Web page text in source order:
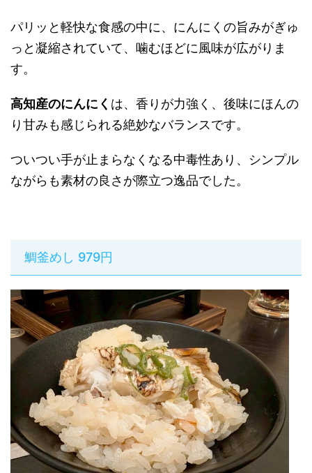
パリッと軽快な食感の中に、にんにくの旨みがぎゅ
っと凝縮されていて、噛むほどに風味が広がりま
す。
高知産のにんにく は、香りが力強く、後味にほんの
り甘みも感じられる絶妙なバランスです。
ついつい手が止まらなくなる中毒性あり、シンプル
ながらも素材の良さが際立つ逸品でした。
鯛釜めし 979円